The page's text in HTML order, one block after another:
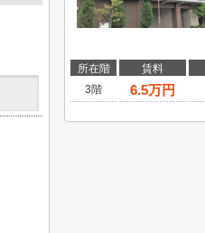
所在階 賃料
3階
6.5万円